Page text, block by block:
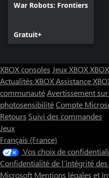
War Robots: Frontiers
Gratuit+
XBOX consoles Jeux XBOX
Actualités XBOXAssistance
communautéAvertissement sur
photosensibilitéCompte
Retours Suivi des commandes
Jeux
Français (France)
Vos choix de
Confidentialité de l’intégrité
Microsoft Mentions légales et